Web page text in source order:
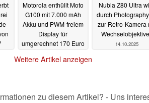
Motorola enthüllt Moto
G100 mit 7.000 mAh
Akku und PWM-freiem
Display für
umgerechnet 170 Euro
Nubia Z80 Ultra
durch
zur Retro-Kamera
14.10.2025
Weitere Artikel anzeigen
zu diesem Artikel? - Uns